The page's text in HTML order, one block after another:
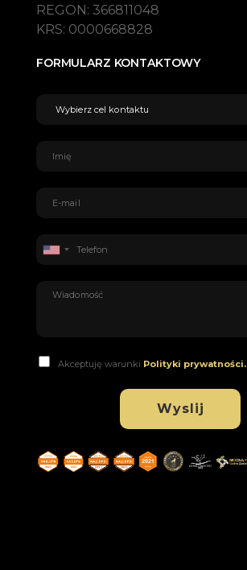
REGON: 366811048
KRS: 0000668828
FORMULARZ KONTAKTOWY
Akceptuję warunki Polityki prywatności.
Wyslij